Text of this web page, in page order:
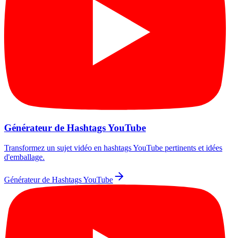
Générateur de Hashtags YouTube
Transformez un sujet vidéo en hashtags YouTube pertinents et idées
d'emballage.
Générateur de Hashtags YouTube